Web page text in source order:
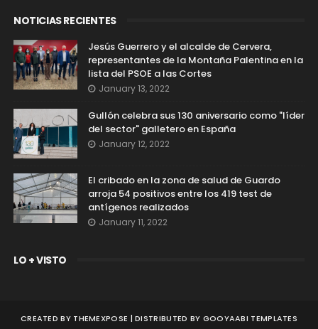
NOTICIAS RECIENTES
Jesús Guerrero y el alcalde de Cervera,
representantes de la Montaña Palentina en la
lista del PSOE a las Cortes
January 13, 2022
Gullón celebra sus 130 aniversario como "líder
del sector" galletero en España
January 12, 2022
El cribado en la zona de salud de Guardo
arroja 54 positivos entre los 419 test de
antígenos realizados
January 11, 2022
LO + VISTO
CREATED BY THEMEXPOSE | DISTRIBUTED BY GOOYAABI TEMPLATES